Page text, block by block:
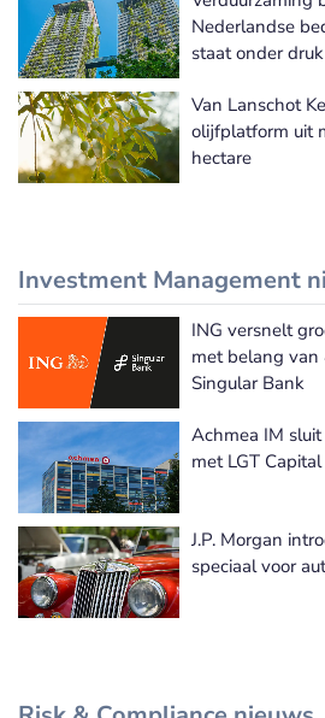
Nederlandse
staat onder druk
Van Lanschot
olijfplatform uit
hectare
Investment Management
Meer
ING versnelt
met belang van
Singular Bank
Achmea IM
met LGT
J.P. Morgan
speciaal voor